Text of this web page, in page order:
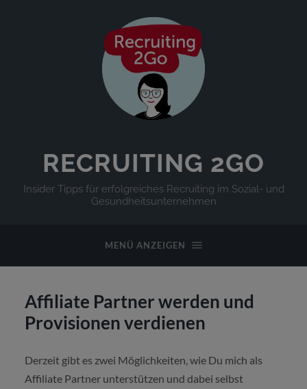
RECRUITING 2GO
Insider Tipps für erfolgreiches Recruiting im Sozial- und
Gesundheitsunternehmen
MENÜ ANZEIGEN
Affiliate Partner werden und
Provisionen verdienen
Derzeit gibt es zwei Möglichkeiten, wie Du mich als
Affiliate Partner unterstützen und dabei selbst